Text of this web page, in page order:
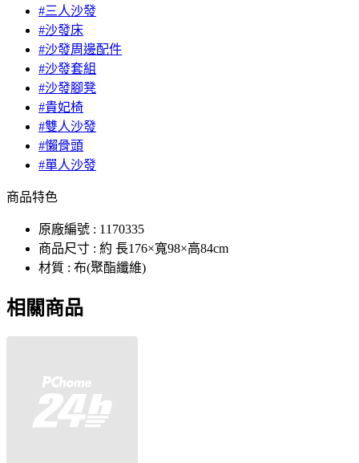
#三人沙發
#沙發床
#沙發周邊配件
#沙發套組
#沙發腳凳
#貴妃椅
#雙人沙發
#懶骨頭
#單人沙發
商品特色
原廠編號 : 1170335
商品尺寸 : 約 長176×寬98×高84cm
材質 : 布(聚酯纖維)
相關商品